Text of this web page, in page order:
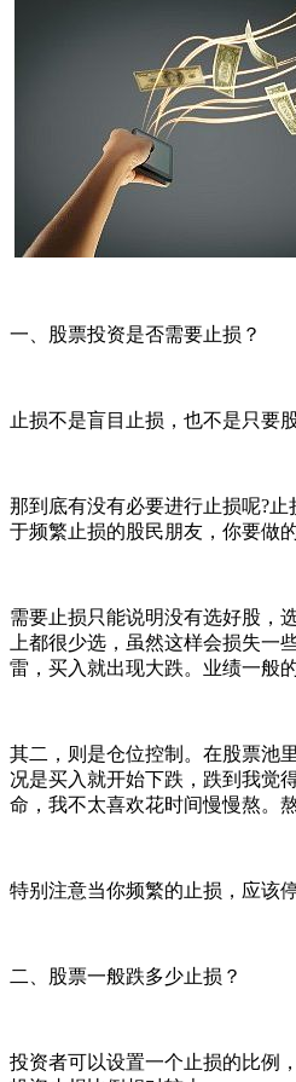
一、股票投资是否需要止损？
止损不是盲目止损，也不是只要
那到底有没有必要进行止损呢?
于频繁止损的股民朋友，你要做
需要止损只能说明没有选好股，
上都很少选，虽然这样会损失
雷，买入就出现大跌。业绩一般
其二，则是仓位控制。在股票池
况是买入就开始下跌，跌到我觉
命，我不太喜欢花时间慢慢熬。
特别注意当你频繁的止损，应该
二、股票一般跌多少止损？
投资者可以设置一个止损的比例